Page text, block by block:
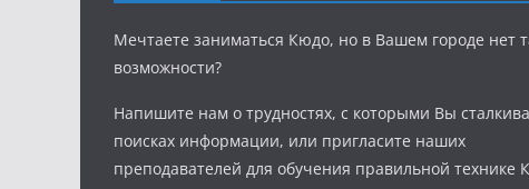
Мечтаете заниматься Кюдо, но в Вашем городе нет
возможности?
Напишите нам о трудностях, с которыми Вы
поисках информации, или пригласите наших
преподавателей для обучения правильной технике